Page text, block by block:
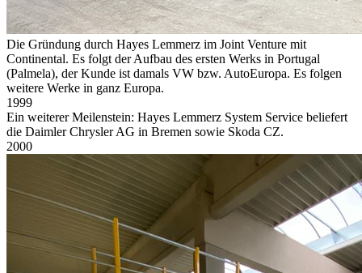
Die Gründung durch Hayes Lemmerz im Joint Venture mit
Continental. Es folgt der Aufbau des ersten Werks in Portugal
(Palmela), der Kunde ist damals VW bzw. AutoEuropa. Es folgen
weitere Werke in ganz Europa.
1999
Ein weiterer Meilenstein: Hayes Lemmerz System Service beliefert
die Daimler Chrysler AG in Bremen sowie Skoda CZ.
2000